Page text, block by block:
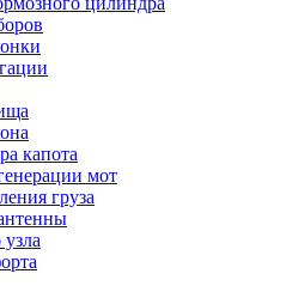
капота
мот
груза